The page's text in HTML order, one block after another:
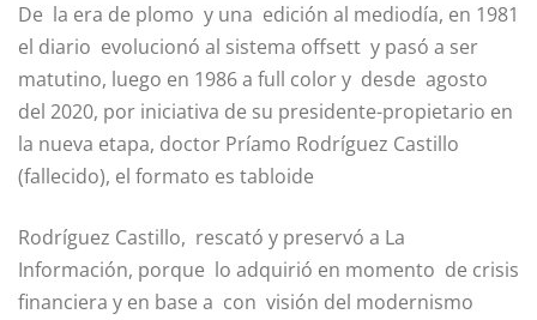
De la era de plomo y una edición al mediodía, en 1981
el diario evolucionó al sistema offsett y pasó a ser
matutino, luego en 1986 a full color y desde agosto
del 2020, por iniciativa de su presidente-propietario en
la nueva etapa, doctor Príamo Rodríguez Castillo
(fallecido), el formato es tabloide
Rodríguez Castillo, rescató y preservó a La
Información, porque lo adquirió en momento de crisis
financiera y en base a con visión del modernismo